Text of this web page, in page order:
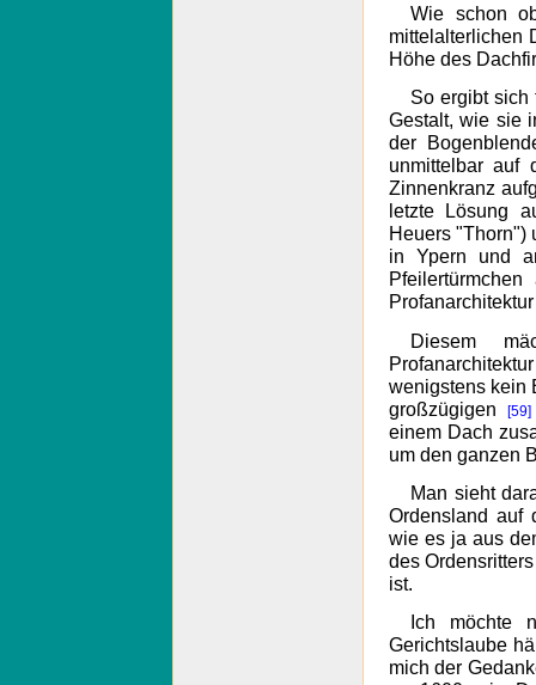
Wie schon
mittelalterlichen
Höhe des
So ergibt sich
Gestalt, wie sie
der
unmittelbar auf
Zinnenkranz
letzte Lösung
Heuers "Thorn")
in Ypern und
Diesem
wenigstens kein
großzügigen[59]
einem Dach
um den ganzen
Man sieht
Ordensland auf
wie es ja aus
des
ist.
Ich möchte
Gerichtslaube
mich der